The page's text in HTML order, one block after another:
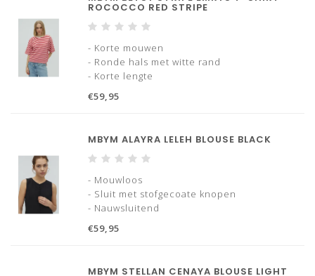
ROCOCCO RED STRIPE
- Korte mouwen
- Ronde hals met witte rand
- Korte lengte
€59,95
MBYM ALAYRA LELEH BLOUSE BLACK
- Mouwloos
- Sluit met stofgecoate knopen
- Nauwsluitend
€59,95
MBYM STELLAN CENAYA BLOUSE LIGHT